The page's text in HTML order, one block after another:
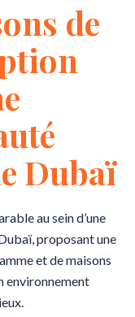
de
Dubaï
au sein d’une
proposant une
et de maisons
environnement